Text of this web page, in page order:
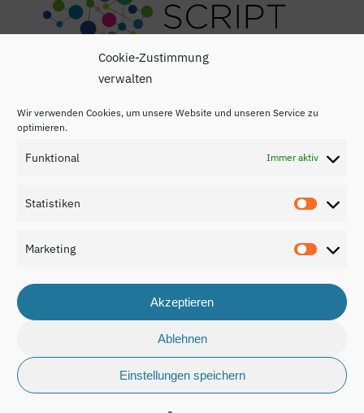
Cookie-Zustimmung
verwalten
Wir verwenden Cookies, um unsere Website und unseren Service zu
optimieren.
Funktional Immer aktiv
Statistiken
Marketing
Akzeptieren
Ablehnen
Einstellungen speichern
Impressum
Kontakt
© 2026 Nationaler Bildungsbericht Luxemburg 2024.